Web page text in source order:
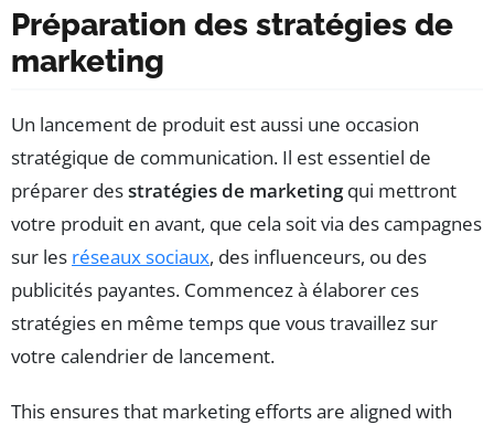
Préparation des stratégies de
marketing
Un lancement de produit est aussi une occasion
stratégique de communication. Il est essentiel de
préparer desstratégies de marketingqui mettront
votre produit en avant, que cela soit via des campagnes
sur les réseaux sociaux, des influenceurs, ou des
publicités payantes. Commencez à élaborer ces
stratégies en même temps que vous travaillez sur
votre calendrier de lancement.
This ensures that marketing efforts are aligned with